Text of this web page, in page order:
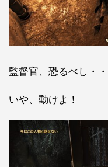
監督官、恐るべし・・
いや、動けよ！